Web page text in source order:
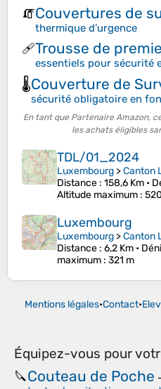
🧯Couvertures de
thermique d’urgence
🩹Trousse de
essentiels pour sécurité
🌡️Couverture de
sécurité obligatoire en
En tant que Partenaire Amazon,
les achats éligibles
TDL/01_2024
Luxembourg >Canton
Distance : 158,6 Km •
Altitude maximum :
Luxembourg
Luxembourg >Canton
Distance : 6,2 Km •
maximum : 321 m
Mentions légales•Contact•
Équipez-vous pour
🔪Couteau de Poche